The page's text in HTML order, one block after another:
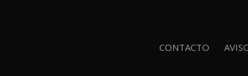
CONTACTO